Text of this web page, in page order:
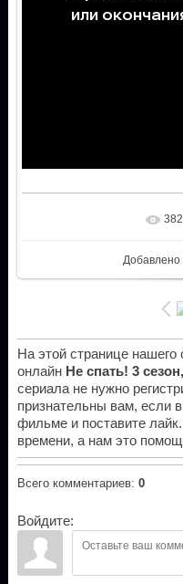
382
Добавлено
На этой странице
онлайн Не спать! 3
сериала не нужно
признательны вам, если
фильме и поставите
времени, а нам это
Всего комментариев: 0
Войдите: